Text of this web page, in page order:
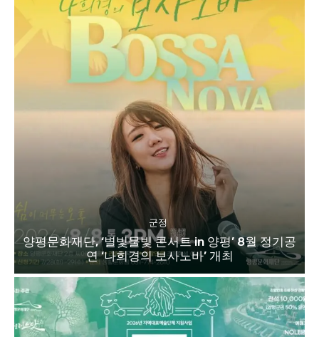
군정
양평문화재단, ‘별빛물빛 콘서트 in 양평’ 8월 정기공
연 ‘나희경의 보사노바’ 개최